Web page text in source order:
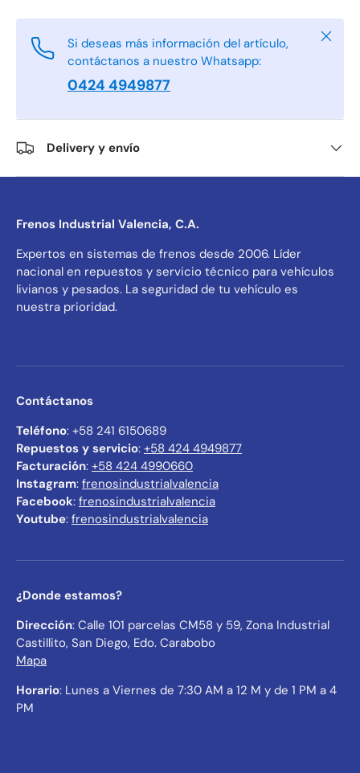
Si deseas más información del artículo,
contáctanos a nuestro Whatsapp:
0424 4949877
Cerrar
Delivery y envío
Frenos Industrial Valencia, C.A.
Expertos en sistemas de frenos desde 2006. Líder
nacional en repuestos y servicio técnico para vehículos
livianos y pesados. La seguridad de tu vehículo es
nuestra prioridad.
Contáctanos
Teléfono: +58 241 6150689
Repuestos y servicio: +58 424 4949877
Facturación: +58 424 4990660
Instagram: frenosindustrialvalencia
Facebook: frenosindustrialvalencia
Youtube: frenosindustrialvalencia
¿Donde estamos?
Dirección: Calle 101 parcelas CM58 y 59, Zona Industrial
Castillito, San Diego, Edo. Carabobo
Mapa
Horario: Lunes a Viernes de 7:30 AM a 12 M y de 1 PM a 4
PM